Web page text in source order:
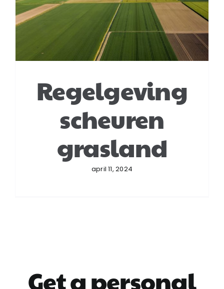
Regelgeving
scheuren
grasland
april 11, 2024
Get a personal